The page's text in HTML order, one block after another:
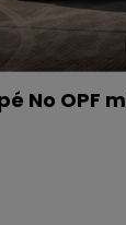
No OPF